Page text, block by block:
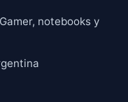
notebooks y